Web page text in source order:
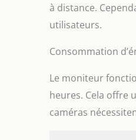
à distance.
utilisateurs.
Consommation
Le moniteur
heures. Cela offre
caméras